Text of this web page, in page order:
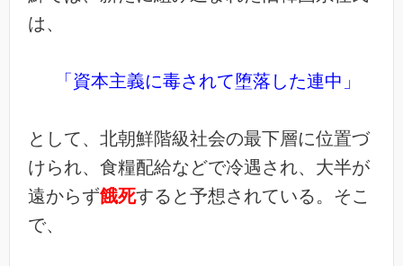
は、
「資本主義に毒されて堕落した連中」
として、北朝鮮階級社会の最下層に位置づ
けられ、食糧配給などで冷遇され、大半が
遠からず餓死すると予想されている。そこ
で、